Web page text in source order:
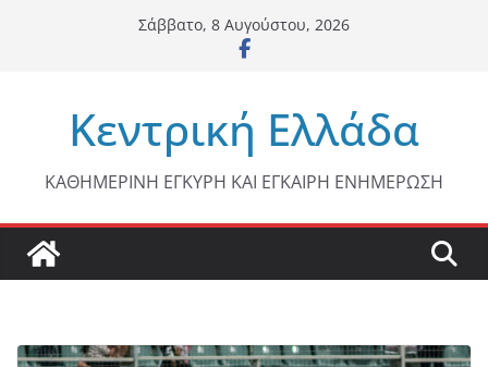
Σάββατο, 8 Αυγούστου, 2026
Κεντρική Ελλάδα
ΚΑΘΗΜΕΡΙΝΗ ΕΓΚΥΡΗ ΚΑΙ ΕΓΚΑΙΡΗ ΕΝΗΜΕΡΩΣΗ